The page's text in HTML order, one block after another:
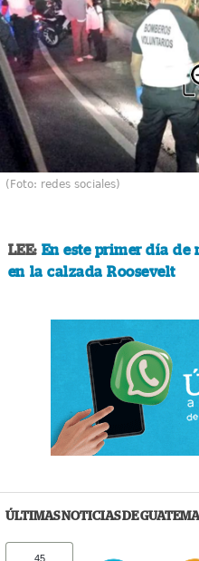
(Foto: redes sociales)
LEE:En este primer día de
en la calzada Roosevelt
ÚLTIMAS NOTICIAS DE
45